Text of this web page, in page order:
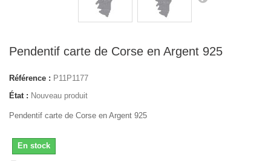
Pendentif carte de Corse en Argent 925
Référence : P11P1177
État : Nouveau produit
Pendentif carte de Corse en Argent 925
En stock